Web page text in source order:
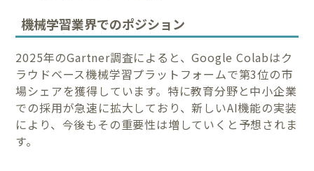
機械学習業界でのポジション
2025年のGartner調査によると、Google Colabはク
ラウドベース機械学習プラットフォームで第3位の市
場シェアを獲得しています。特に教育分野と中小企業
での採用が急速に拡大しており、新しいAI機能の実装
により、今後もその重要性は増していくと予想されま
す。